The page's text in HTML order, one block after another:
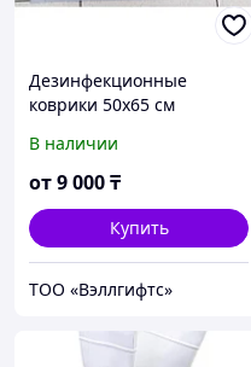
Дезинфекционные
коврики 50х65 см
В наличии
от9 000₸
Купить
ТОО «Вэллгифтс»